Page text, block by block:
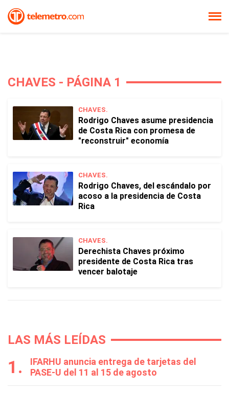
CHAVES - PÁGINA 1
CHAVES.
Rodrigo Chaves asume presidencia
de Costa Rica con promesa de
"reconstruir" economía
CHAVES.
Rodrigo Chaves, del escándalo por
acoso a la presidencia de Costa
Rica
CHAVES.
Derechista Chaves próximo
presidente de Costa Rica tras
vencer balotaje
LAS MÁS LEÍDAS
IFARHU anuncia entrega de tarjetas del
PASE-U del 11 al 15 de agosto